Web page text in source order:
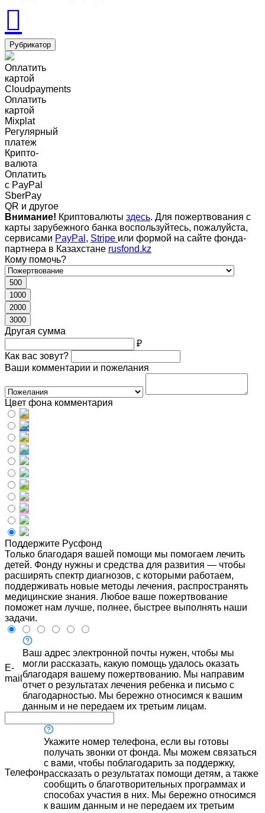
Рубрикатор
Оплатить
картой
Cloudpayments
Оплатить
картой
Mixplat
Регулярный
платеж
Крипто-
валюта
Оплатить
c PayPal
SberPay
QR и другое
Внимание! Криптовалюты здесь. Для пожертвования с
карты зарубежного банка воспользуйтесь, пожалуйста,
сервисами PayPal , Stripe или формой на сайте фонда-
партнера в Казахстане rusfond.kz
Кому помочь?
500
1000
2000
3000
Другая сумма
₽
Как вас зовут?
Ваши комментарии и пожелания
Цвет фона комментария
Поддержите Русфонд
Только благодаря вашей помощи мы помогаем лечить
детей. Фонду нужны и средства для развития — чтобы
расширять спектр диагнозов, с которыми работаем,
поддерживать новые методы лечения, распространять
медицинские знания. Любое ваше пожертвование
поможет нам лучше, полнее, быстрее выполнять наши
задачи.
E-
mail
Ваш адрес электронной почты нужен, чтобы мы
могли рассказать, какую помощь удалось оказать
благодаря вашему пожертвованию. Мы направим
отчет о результатах лечения ребенка и письмо с
благодарностью. Мы бережно относимся к вашим
данным и не передаем их третьим лицам.
Телефон
Укажите номер телефона, если вы готовы
получать звонки от фонда. Мы можем связаться
с вами, чтобы поблагодарить за поддержку,
рассказать о результатах помощи детям, а также
сообщить о благотворительных программах и
способах участия в них. Мы бережно относимся
к вашим данным и не передаем их третьим